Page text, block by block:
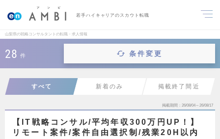
若手ハイキャリアのスカウト転職
山梨県の戦略コンサルタントの転職・求人情報
28 件 条件変更
すべて 新着のみ 掲載終了間近
掲載期間 26/08/04～26/08/17
【IT戦略コンサル/平均年収300万円UP！】
リモート案件/案件自由選択制/残業20H以内